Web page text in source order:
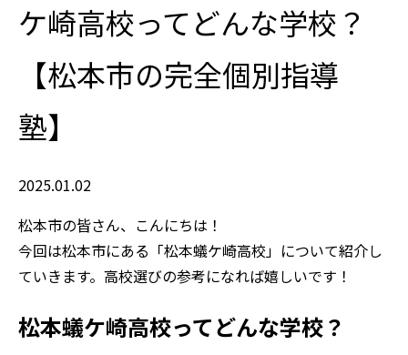
ケ崎高校ってどんな学校？
【松本市の完全個別指導
塾】
2025.01.02
松本市の皆さん、こんにちは！
今回は松本市にある「松本蟻ケ崎高校」について紹介し
ていきます。高校選びの参考になれば嬉しいです！
松本蟻ケ崎高校ってどんな学校？